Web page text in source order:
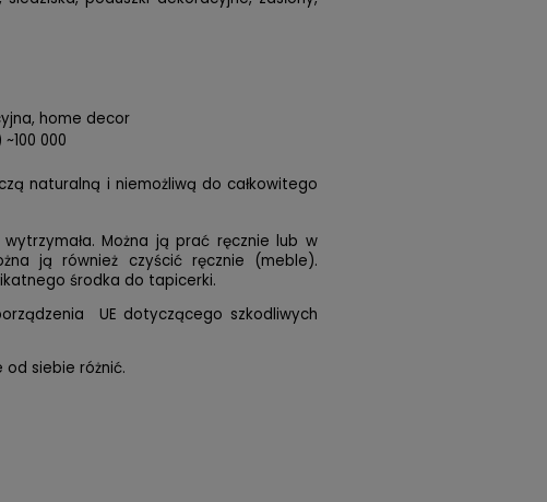
home decor
000
naturalną i niemożliwą do całkowitego
Można ją prać ręcznie lub w
ją również czyścić ręcznie (meble).
środka do tapicerki.
UE dotyczącego szkodliwych
siebie różnić.